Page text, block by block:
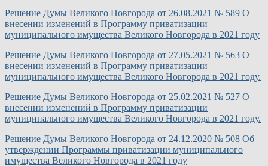
Решение Думы Великого Новгорода от 26.08.2021 № 589 О
внесении изменений в Программу приватизации
муниципального имущества Великого Новгорода в 2021 году
Решение Думы Великого Новгорода от 27.05.2021 № 563 О
внесении изменений в Программу приватизации
муниципального имущества Великого Новгорода в 2021 году.
Решение Думы Великого Новгорода от 25.02.2021 № 527 О
внесении изменений в Программу приватизации
муниципального имущества Великого Новгорода в 2021 году.
Решение Думы Великого Новгорода от 24.12.2020 № 508 Об
утверждении Программы приватизации муниципального
имущества Великого Новгорода в 2021 году